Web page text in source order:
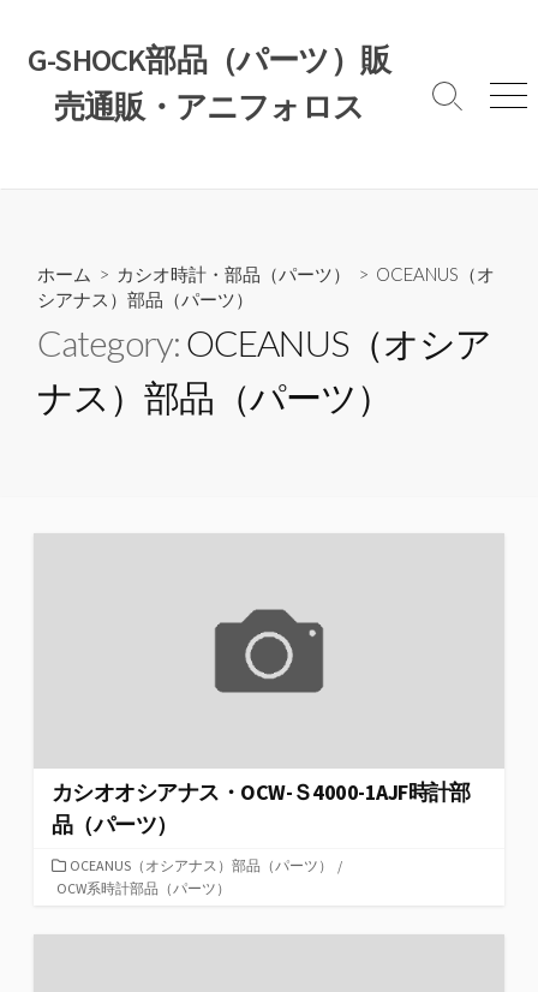
ス
G-SHOCK部品（パーツ）販
売通販・アニフォロス
検
メ
ホーム > カシオ時計・部品（パーツ） > OCEANUS（オ
シアナス）部品（パーツ）
Category:OCEANUS（オシア
ナス）部品（パーツ）
カシオオシアナス・OCW-Ｓ4000-1AJF時計部
品（パーツ）
カ
テ
リ
OCEANUS（オシアナス）部品（パーツ）
/
OCW系時計部品（パーツ）